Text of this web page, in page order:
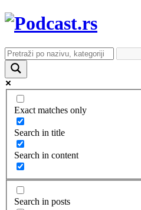
Exact matches only
Search in title
Search in content
Search in posts